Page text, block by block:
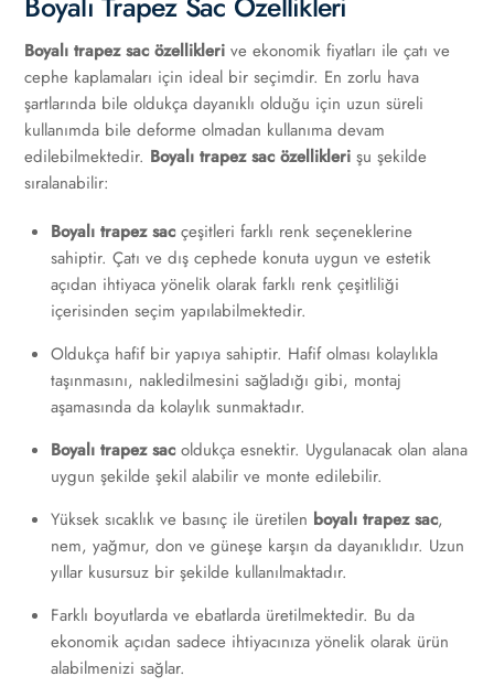
Boyalı trapez sac özellikleri ve ekonomik fiyatları ile çatı ve
cephe kaplamaları için ideal bir seçimdir. En zorlu hava
şartlarında bile oldukça dayanıklı olduğu için uzun süreli
kullanımda bile deforme olmadan kullanıma devam
edilebilmektedir. Boyalı trapez sac özellikleri şu şekilde
sıralanabilir:
Boyalı trapez sacçeşitleri farklı renk seçeneklerine
sahiptir. Çatı ve dış cephede konuta uygun ve estetik
açıdan ihtiyaca yönelik olarak farklı renk çeşitliliği
içerisinden seçim yapılabilmektedir.
Oldukça hafif bir yapıya sahiptir. Hafif olması kolaylıkla
taşınmasını, nakledilmesini sağladığı gibi, montaj
aşamasında da kolaylık sunmaktadır.
Boyalı trapez sacoldukça esnektir. Uygulanacak olan alana
uygun şekilde şekil alabilir ve monte edilebilir.
Yüksek sıcaklık ve basınç ile üretilen boyalı trapez sac,
nem, yağmur, don ve güneşe karşın da dayanıklıdır. Uzun
yıllar kusursuz bir şekilde kullanılmaktadır.
Farklı boyutlarda ve ebatlarda üretilmektedir. Bu da
ekonomik açıdan sadece ihtiyacınıza yönelik olarak ürün
alabilmenizi sağlar.